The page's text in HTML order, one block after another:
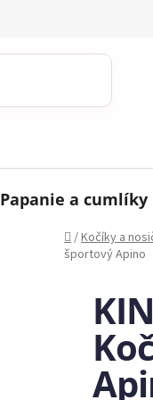
Papanie a cumlíky
Domov
/Kočíky a
športový Apino